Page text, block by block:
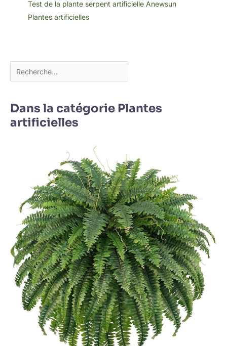
Test de la plante serpent artificielle Anewsun
Plantes artificielles
Dans la catégorie Plantes
artificielles